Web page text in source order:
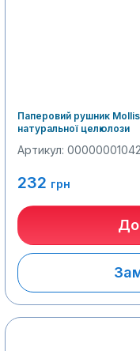
Паперовий рушник Mollis
натуральної целюлози
Артикул: 00000001042
232 грн